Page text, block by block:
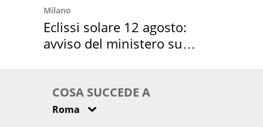
Milano
Eclissi solare 12 agosto:
avviso del ministero su